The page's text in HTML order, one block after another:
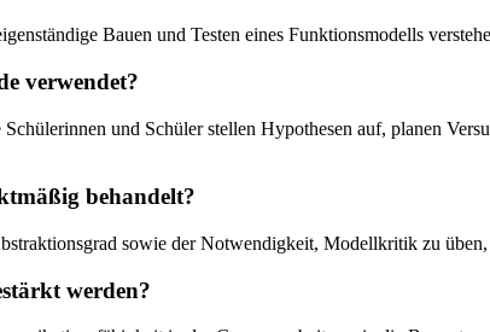
Bauen und Testen eines Funktionsmodells
verwendet?
und Schüler stellen Hypothesen auf, planen
behandelt?
sowie der Notwendigkeit, Modellkritik zu
werden?